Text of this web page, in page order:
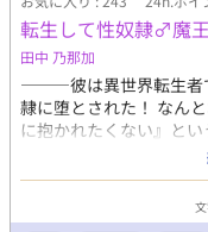
転生して性奴隷♂魔
田中 乃那加
―――彼は異世界転生者
隷に堕とされた！ なん
に抱かれたくない』と
が、今始まる！ 異世
ンタジーBL ※エロには